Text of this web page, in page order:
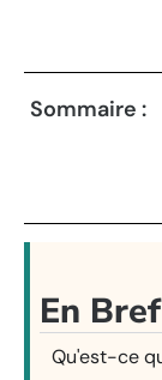
Sommaire :
En Bref
Qu'est-ce